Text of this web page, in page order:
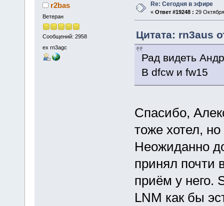
r2bas
Ветеран
Сообщений: 2958
ex rn3agc
Re: Сегодня в эфире
« Ответ #19248 : 29
Цитата: rn3aus
Рад видеть
В dfcw и fw15
Спасибо,
тоже хотел,
Неожиданно
принял почти
приём у него.
LNM как бы